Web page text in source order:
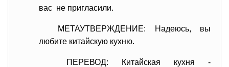
вас не пригласили.
МЕТАУТВЕРЖДЕНИЕ: Надеюсь, вы
любите китайскую кухню.
ПЕРЕВОД: Китайская кухня -